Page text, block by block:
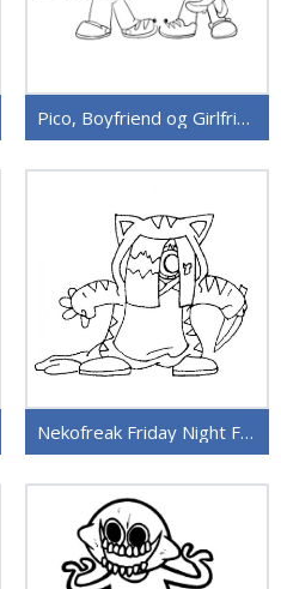
Pico, Boyfriend og Girlfriend Friday Night Funkin
Nekofreak Friday Night Funkin